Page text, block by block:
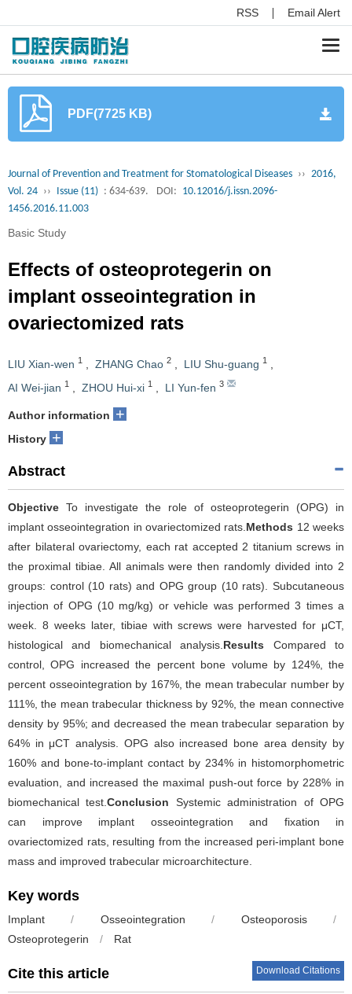
RSS Email Alert
PDF(7725 KB)
Journal of Prevention and Treatment for Stomatological Diseases ›› 2016,
Vol. 24 ›› Issue (11) : 634-639. DOI: 10.12016/j.issn.2096-
1456.2016.11.003
Basic Study
Effects of osteoprotegerin on
implant osseointegration in
ovariectomized rats
LIU Xian-wen 1 ZHANG Chao 2 LIU Shu-guang 1
AI Wei-jian 1 ZHOU Hui-xi 1 LI Yun-fen 3
Author information +
History +
Abstract
Objective To investigate the role of osteoprotegerin (OPG) in
implant osseointegration in ovariectomized rats. Methods 12 weeks
after bilateral ovariectomy, each rat accepted 2 titanium screws in
the proximal tibiae. All animals were then randomly divided into 2
groups: control (10 rats) and OPG group (10 rats). Subcutaneous
injection of OPG (10 mg/kg) or vehicle was performed 3 times a
week. 8 weeks later, tibiae with screws were harvested for μCT,
histological and biomechanical analysis. Results Compared to
control, OPG increased the percent bone volume by 124%, the
percent osseointegration by 167%, the mean trabecular number by
111%, the mean trabecular thickness by 92%, the mean connective
density by 95%; and decreased the mean trabecular separation by
64% in μCT analysis. OPG also increased bone area density by
160% and bone-to-implant contact by 234% in histomorphometric
evaluation, and increased the maximal push-out force by 228% in
biomechanical test.Conclusion Systemic administration of OPG
can improve implant osseointegration and fixation in
ovariectomized rats, resulting from the increased peri-implant bone
mass and improved trabecular microarchitecture.
Key words
Implant / Osseointegration / Osteoporosis
/
Osteoprotegerin
/ Rat
Cite this article Download Citations